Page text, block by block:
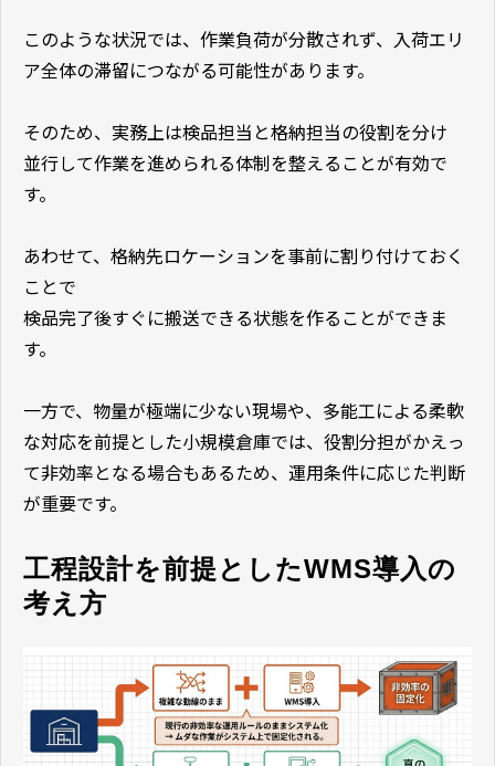
このような状況では、作業負荷が分散されず、入荷エリ
ア全体の滞留につながる可能性があります。
そのため、実務上は検品担当と格納担当の役割を分け
並行して作業を進められる体制を整えることが有効で
す。
あわせて、格納先ロケーションを事前に割り付けておく
ことで
検品完了後すぐに搬送できる状態を作ることができま
す。
一方で、物量が極端に少ない現場や、多能工による柔軟
な対応を前提とした小規模倉庫では、役割分担がかえっ
て非効率となる場合もあるため、運用条件に応じた判断
が重要です。
工程設計を前提としたWMS導入の
考え方